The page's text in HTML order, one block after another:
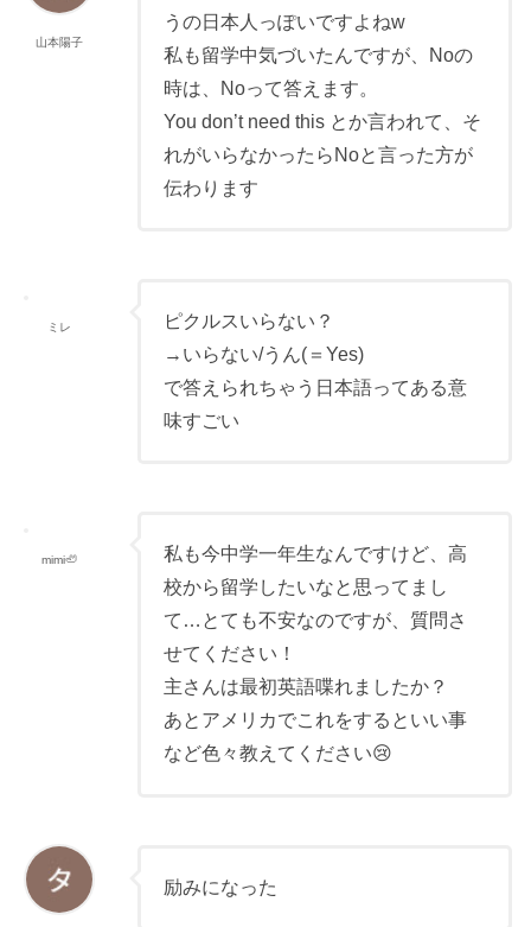
山本陽子
うの日本人っぽいですよねw
私も留学中気づいたんですが、Noの
時は、Noって答えます。
You don’t need this とか言われて、そ
れがいらなかったらNoと言った方が
伝わります
ミレ
ピクルスいらない？
→いらない/うん(＝Yes)
で答えられちゃう日本語ってある意
味すごい
mimi🦥
私も今中学一年生なんですけど、高
校から留学したいなと思ってまし
て…とても不安なのですが、質問さ
せてください！
主さんは最初英語喋れましたか？
あとアメリカでこれをするといい事
など色々教えてください😢
励みになった